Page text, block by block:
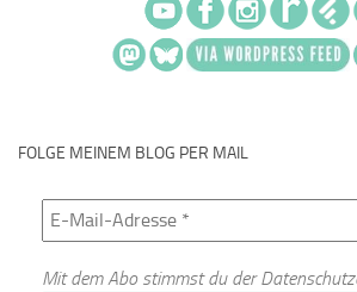
FOLGE MEINEM BLOG PER MAIL
Mit dem Abo stimmst du der